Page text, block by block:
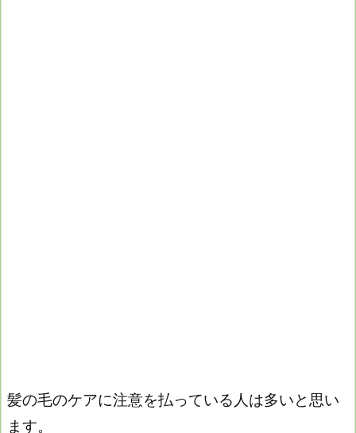
髪の毛のケアに注意を払っている人は多いと思い
ます。